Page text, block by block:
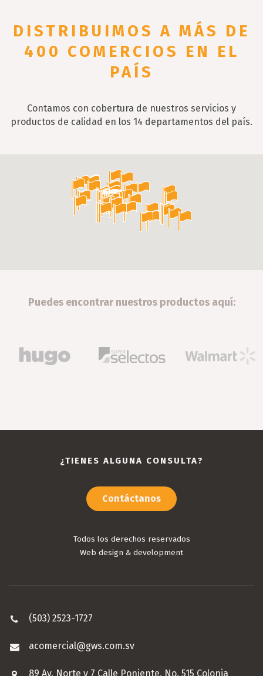
DISTRIBUIMOSA MÁS DE
400 COMERCIOS EN EL
PAÍS
Contamos con cobertura de nuestros servicios y
productos de calidad en los 14 departamentos del país.
Puedes encontrar nuestros productos aquí:
¿TIENES ALGUNA CONSULTA?
Contáctanos
Todos los derechos reservados
Web design & development
(503) 2523-1727
acomercial@gws.com.sv
89 Av. Norte y 7 Calle Poniente, No. 515 Colonia